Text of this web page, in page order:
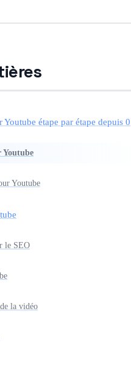
étape par étape depuis 0
Youtube
Youtube
le SEO
la vidéo